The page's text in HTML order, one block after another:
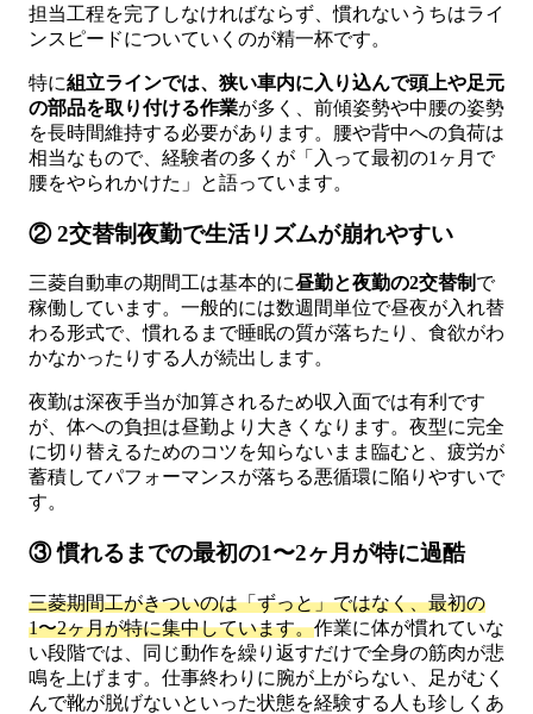
担当工程を完了しなければならず、慣れないうちはライ
ンスピードについていくのが精一杯です。
特に組立ラインでは、狭い車内に入り込んで頭上や足元
の部品を取り付ける作業が多く、前傾姿勢や中腰の姿勢
を長時間維持する必要があります。腰や背中への負荷は
相当なもので、経験者の多くが「入って最初の1ヶ月で
腰をやられかけた」と語っています。
② 2交替制夜勤で生活リズムが崩れやすい
三菱自動車の期間工は基本的に昼勤と夜勤の2交替制 で
稼働しています。一般的には数週間単位で昼夜が入れ替
わる形式で、慣れるまで睡眠の質が落ちたり、食欲がわ
かなかったりする人が続出します。
夜勤は深夜手当が加算されるため収入面では有利です
が、体への負担は昼勤より大きくなります。夜型に完全
に切り替えるためのコツを知らないまま臨むと、疲労が
蓄積してパフォーマンスが落ちる悪循環に陥りやすいで
す。
③ 慣れるまでの最初の1〜2ヶ月が特に過酷
三菱期間工がきついのは「ずっと」ではなく、最初の
1〜2ヶ月が特に集中しています。作業に体が慣れていな
い段階では、同じ動作を繰り返すだけで全身の筋肉が悲
鳴を上げます。仕事終わりに腕が上がらない、足がむく
んで靴が脱げないといった状態を経験する人も珍しくあ